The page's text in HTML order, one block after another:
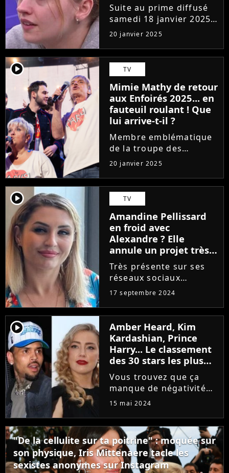
quelques jours de la
finale !
Suite au prime diffusé
samedi 18 janvier 2025
sur TF1, Ebony a
décroché son ticket
pour la grande finale de
la Star Academy face à
Marine. Désormais
seules au sein du
château de Dammarie-
les-Lys,...
20 janvier 2025
player2 TV
Mimie Mathy de retour
aux Enfoirés 2025... en
fauteuil roulant ! Que
lui arrive-t-il ?
Membre emblématique
de la troupe des
Enfoirés depuis de
nombreuses années.
Mimie Mathy était
encore fidèle au poste
cette année. Cependant,
la star de la série culte
Joséphine ange...
20 janvier 2025
player2 TV
Amandine Pellissard
en froid avec
Alexandre ? Elle
annule un projet très
important à cause de
son mari, "Ca
l'emmerdait que j'y
aille"
Très présente sur ses
réseaux sociaux
(Instagram, MYM),
Amandine Pellissard
aurait pu passer une
tête sur YouTube dans
les semaines à venir.
Malheureusement,
comme elle vient de le...
17 septembre 2024
player2
Amber Heard, Kim
Kardashian, Prince
Harry... Le classement
des 30 stars les plus
détestées est sortie et
c'est une catastrophe
Vous trouvez que ça
manque de négativité
dans ce monde ? Ça
Ranker vient de dévoiler
le classement des 30
stars les plus détestées.
Un top très
problématique, qui...
15 mai 2024
"De la cellulite sur ta poitrine" : moquée sur
son physique, Iris Mittenaere tacle les
sexistes anonymes sur Instagram